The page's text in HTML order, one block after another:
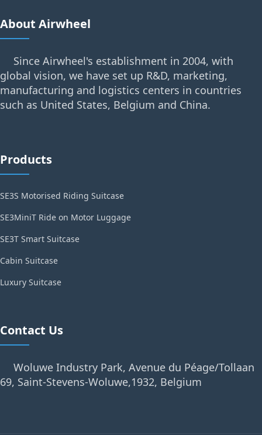
About Airwheel
Since Airwheel's establishment in 2004, with
global vision, we have set up R&D, marketing,
manufacturing and logistics centers in countries
such as United States, Belgium and China.
Products
SE3S Motorised Riding Suitcase
SE3MiniT Ride on Motor Luggage
SE3T Smart Suitcase
Cabin Suitcase
Luxury Suitcase
Contact Us
Woluwe Industry Park, Avenue du Péage/Tollaan
69, Saint-Stevens-Woluwe,1932, Belgium